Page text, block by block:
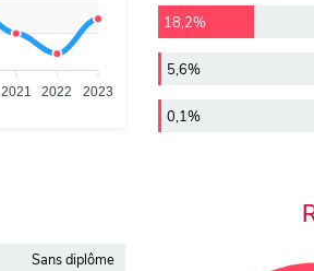
2021 2022 2023
18,2%
5,6%
0,1%
Sans diplôme